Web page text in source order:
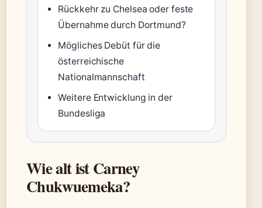
Rückkehr zu Chelsea oder feste
Übernahme durch Dortmund?
Mögliches Debüt für die
österreichische
Nationalmannschaft
Weitere Entwicklung in der
Bundesliga
Wie alt ist Carney
Chukwuemeka?